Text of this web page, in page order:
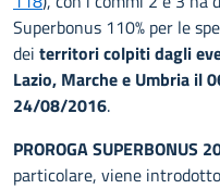
Superbonus 110% per le
dei territori colpiti dagli
Lazio, Marche e Umbria il
24/08/2016.
PROROGA SUPERBONUS
particolare, viene